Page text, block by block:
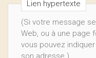
Lien hypertexte
(Si votre message
Web, ou à une page
vous pouvez
son adresse.)